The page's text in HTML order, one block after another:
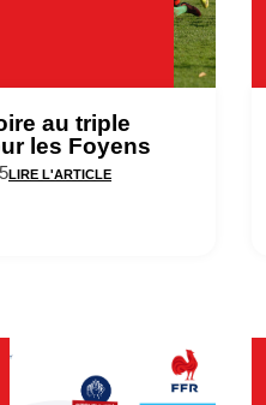
au triple
les Foyens
LIRE L'ARTICLE